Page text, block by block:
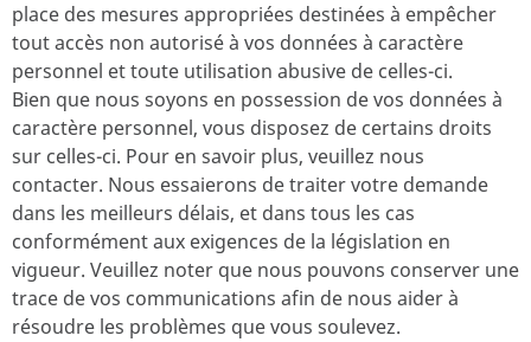
place des mesures appropriées destinées à empêcher
tout accès non autorisé à vos données à caractère
personnel et toute utilisation abusive de celles-ci.
Bien que nous soyons en possession de vos données à
caractère personnel, vous disposez de certains droits
sur celles-ci. Pour en savoir plus, veuillez nous
contacter. Nous essaierons de traiter votre demande
dans les meilleurs délais, et dans tous les cas
conformément aux exigences de la législation en
vigueur. Veuillez noter que nous pouvons conserver une
trace de vos communications afin de nous aider à
résoudre les problèmes que vous soulevez.